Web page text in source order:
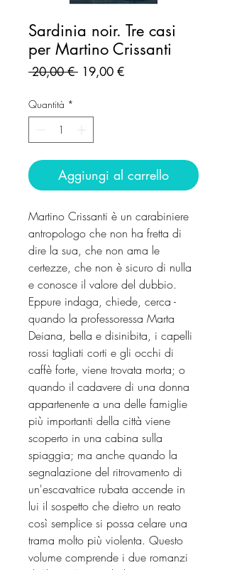
Sardinia noir. Tre casi
per Martino Crissanti
20,00 € Prezzo
19,00 €Prezzo
Quantità *
Aggiungi al carrello
Martino Crissanti è un carabiniere
antropologo che non ha fretta di
dire la sua, che non ama le
certezze, che non è sicuro di nulla
e conosce il valore del dubbio.
Eppure indaga, chiede, cerca -
quando la professoressa Marta
Deiana, bella e disinibita, i capelli
rossi tagliati corti e gli occhi di
caffè forte, viene trovata morta; o
quando il cadavere di una donna
appartenente a una delle famiglie
più importanti della città viene
scoperto in una cabina sulla
spiaggia; ma anche quando la
segnalazione del ritrovamento di
un'escavatrice rubata accende in
lui il sospetto che dietro un reato
così semplice si possa celare una
trama molto più violenta. Questo
volume comprende i due romanzi